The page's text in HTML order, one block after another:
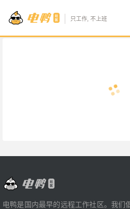
只工作, 不上班
电鸭是国内最早的远程工作社区。我们